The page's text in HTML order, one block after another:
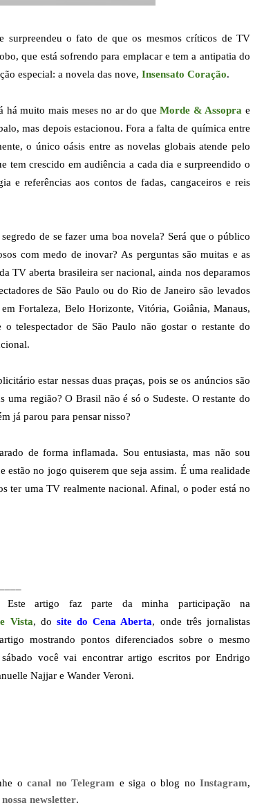
surpreendeu o fato de que os mesmos críticos de TV
que está sofrendo para emplacar e tem a antipatia do
especial: a novela das nove, Insensato Coração.
há muito mais meses no ar do queMorde & Assopra e
mas depois estacionou. Fora a falta de química entre
o único oásis entre as novelas globais atende pelo
tem crescido em audiência a cada dia e surpreendido o
e referências aos contos de fadas, cangaceiros e reis
de se fazer uma boa novela? Será que o público
com medo de inovar? As perguntas são muitas e as
TV aberta brasileira ser nacional, ainda nos deparamos
de São Paulo ou do Rio de Janeiro são levados
Fortaleza, Belo Horizonte, Vitória, Goiânia, Manaus,
telespectador de São Paulo não gostar o restante do
estar nessas duas praças, pois se os anúncios são
uma região? O Brasil não é só o Sudeste. O restante do
já parou para pensar nisso?
de forma inflamada. Sou entusiasta, mas não sou
estão no jogo quiserem que seja assim. É uma realidade
ter uma TV realmente nacional. Afinal, o poder está no
Este artigo faz parte da minha participação na
Vista, do site do Cena Aberta, onde três jornalistas
mostrando pontos diferenciados sobre o mesmo
você vai encontrarartigo escritos por Endrigo
Najjar e Wander Veroni.
o canal no Telegram e siga o blog no Instagram,
nossa newsletter.